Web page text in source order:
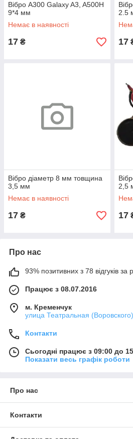
Вібро A300 Galaxy A3, A500H
9*4 мм
Немає в наявності
17 ₴
2.5
17
Вібро діаметр 8 мм товщина
3,5 мм
Немає в наявності
17 ₴
2,5
17
Про нас
93% позитивних з 78 відгуків за
Працює з 08.07.2016
м. Кременчук
улица Театральная
Контакти
Сьогодні працює з 09:00 до
Показати весь графік роботи
Про нас
Контакти